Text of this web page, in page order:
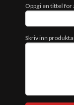
Oppgi en tittel
Skriv inn